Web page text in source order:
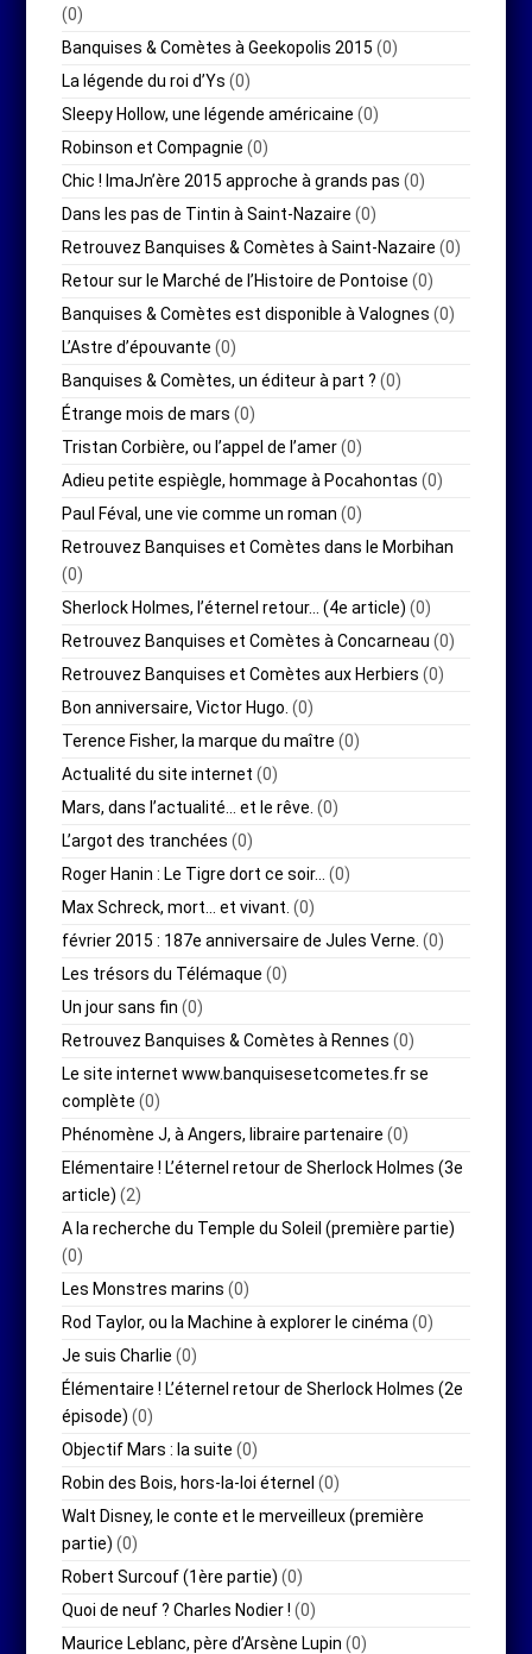
(0)
Banquises & Comètes à Geekopolis 2015 (0)
La légende du roi d’Ys (0)
Sleepy Hollow, une légende américaine (0)
Robinson et Compagnie (0)
Chic ! ImaJn’ère 2015 approche à grands pas (0)
Dans les pas de Tintin à Saint-Nazaire (0)
Retrouvez Banquises & Comètes à Saint-Nazaire (0)
Retour sur le Marché de l’Histoire de Pontoise (0)
Banquises & Comètes est disponible à Valognes (0)
L’Astre d’épouvante (0)
Banquises & Comètes, un éditeur à part ? (0)
Étrange mois de mars (0)
Tristan Corbière, ou l’appel de l’amer(0)
Adieu petite espiègle, hommage à Pocahontas (0)
Paul Féval, une vie comme un roman (0)
Retrouvez Banquises et Comètes dans le Morbihan
(0)
Sherlock Holmes, l’éternel retour… (4e article) (0)
Retrouvez Banquises et Comètes à Concarneau (0)
Retrouvez Banquises et Comètes aux Herbiers (0)
Bon anniversaire, Victor Hugo. (0)
Terence Fisher, la marque du maître (0)
Actualité du site internet (0)
Mars, dans l’actualité… et le rêve. (0)
L’argot des tranchées (0)
Roger Hanin : Le Tigre dort ce soir…
(0)
Max Schreck, mort… et vivant. (0)
février 2015 : 187e anniversaire de Jules Verne. (0)
Les trésors du Télémaque (0)
Un jour sans fin (0)
Retrouvez Banquises & Comètes à Rennes (0)
Le site internet www.banquisesetcometes.fr se
complète (0)
Phénomène J, à Angers, libraire partenaire (0)
Elémentaire ! L’éternel retour de Sherlock Holmes (3e
article) (2)
A la recherche du Temple du Soleil (première partie)
(0)
Les Monstres marins (0)
Rod Taylor, ou la Machine à explorer le cinéma (0)
Je suis Charlie (0)
Élémentaire ! L’éternel retour de Sherlock Holmes (2e
épisode) (0)
Objectif Mars : la suite (0)
Robin des Bois, hors-la-loi éternel (0)
Walt Disney, le conte et le merveilleux (première
partie) (0)
Robert Surcouf (1ère partie) (0)
Quoi de neuf ? Charles Nodier ! (0)
Maurice Leblanc, père d’Arsène Lupin (0)